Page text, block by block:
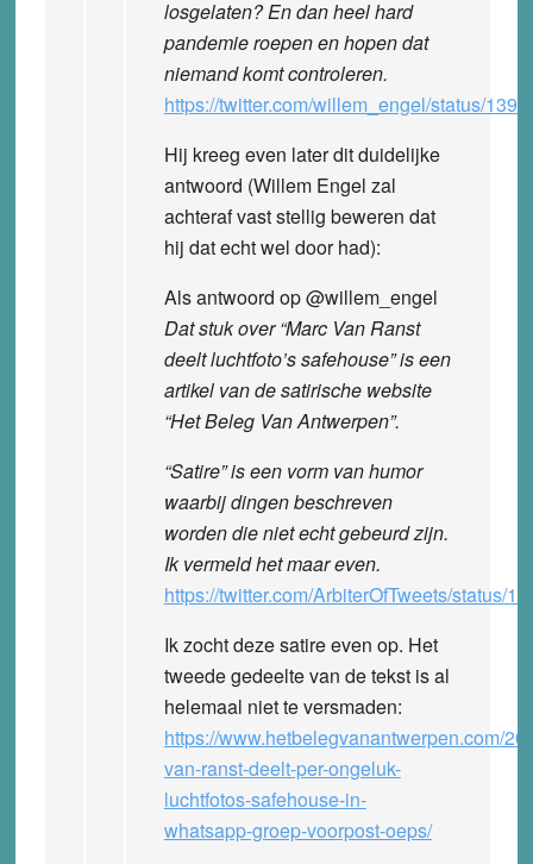
losgelaten? En dan heel hard
pandemie roepen en hopen dat
niemand komt controleren.
https://twitter.com/willem_engel/status/
Hij kreeg even later dit duidelijke
antwoord (Willem Engel zal
achteraf vast stellig beweren dat
hij dat echt wel door had):
Als antwoord op @willem_engel
Dat stuk over “Marc Van Ranst
deelt luchtfoto’s safehouse” is een
artikel van de satirische website
“Het Beleg Van Antwerpen”.
“Satire” is een vorm van humor
waarbij dingen beschreven
worden die niet echt gebeurd zijn.
Ik vermeld het maar even.
https://twitter.com/ArbiterOfTweets/status/
Ik zocht deze satire even op. Het
tweede gedeelte van de tekst is al
helemaal niet te versmaden:
https://www.hetbelegvanantwerpen.com/
van-ranst-deelt-per-ongeluk-
luchtfotos-safehouse-in-
whatsapp-groep-voorpost-oeps/